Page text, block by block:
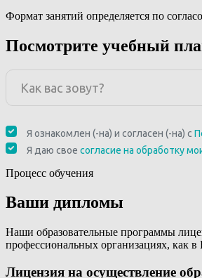
Формат занятий определяется по
Посмотрите учебный
Процесс обучения
Ваши дипломы
Наши образовательные программы
профессиональных организациях, как в
Лицензия на осуществление